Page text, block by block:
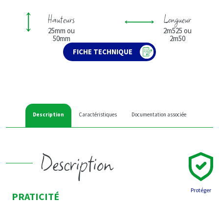
Hauteurs
25mm ou
50mm
Longueur
2m525 ou
2m50
FICHE TECHNIQUE
Description Caractéristiques Documentation associée
Description
Protéger
PRATICITÉ